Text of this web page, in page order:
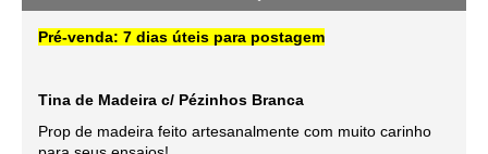
Pré-venda: 7 dias úteis para postagem
Tina de Madeira c/ Pézinhos Branca
Prop de madeira feito artesanalmente com muito carinho